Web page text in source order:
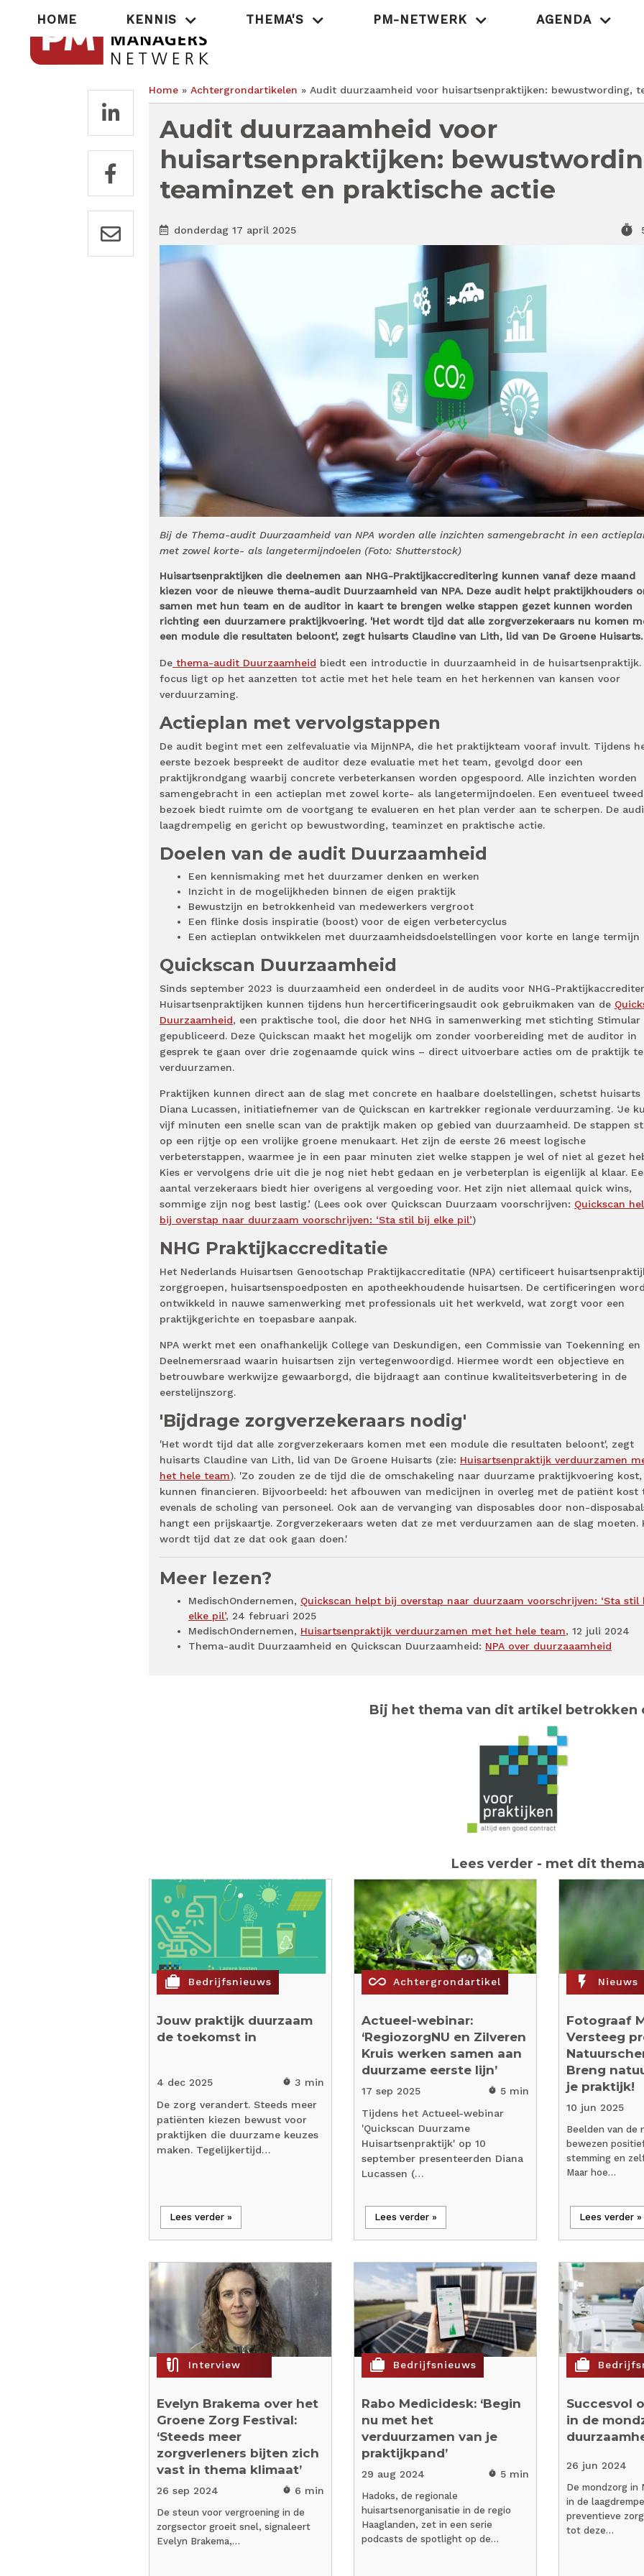
Hoofdnavigatie
HOME KENNIS THEMA'S PM-NETWERK AGENDA
Home Achtergrondartikelen Audit duurzaamheid voor huisartsenpraktijken: bewustwording,
Audit duurzaamheid voor
huisartsenpraktijken:
teaminzet en praktische actie
donderdag 17 april 2025 timer
Bij de Thema-audit Duurzaamheid van NPA worden alle inzichten samengebracht in een
met zowel korte- als langetermijndoelen (Foto: Shutterstock)
Huisartsenpraktijken die deelnemen aan NHG-Praktijkaccreditering kunnen vanaf deze maand
kiezen voor de nieuwe thema-audit Duurzaamheid van NPA. Deze audit helpt praktijkhouders
samen met hun team en de auditor in kaart te brengen welke stappen gezet kunnen worden
richting een duurzamere praktijkvoering. 'Het wordt tijd dat alle zorgverzekeraars nu komen
een module die resultaten beloont', zegt huisarts Claudine van Lith, lid van De Groene Huisarts.
De thema-audit Duurzaamheid biedt een introductie in duurzaamheid in de huisartsenpraktijk.
focus ligt op het aanzetten tot actie met het hele team en het herkennen van kansen voor
verduurzaming.
Actieplan met vervolgstappen
De audit begint met een zelfevaluatie via MijnNPA, die het praktijkteam vooraf invult. Tijdens
eerste bezoek bespreekt de auditor deze evaluatie met het team, gevolgd door een
praktijkrondgang waarbij concrete verbeterkansen worden opgespoord. Alle inzichten worden
samengebracht in een actieplan met zowel korte- als langetermijndoelen. Een eventueel
bezoek biedt ruimte om de voortgang te evalueren en het plan verder aan te scherpen. De
laagdrempelig en gericht op bewustwording, teaminzet en praktische actie.
Doelen van de audit Duurzaamheid
Een kennismaking met het duurzamer denken en werken
Inzicht in de mogelijkheden binnen de eigen praktijk
Bewustzijn en betrokkenheid van medewerkers vergroot
Een flinke dosis inspiratie (boost) voor de eigen verbetercyclus
Een actieplan ontwikkelen met duurzaamheidsdoelstellingen voor korte en lange termijn
Quickscan Duurzaamheid
Sinds september 2023 is duurzaamheid een onderdeel in de audits voor NHG-
Huisartsenpraktijken kunnen tijdens hun hercertificeringsaudit ook gebruikmaken van de
Duurzaamheid, een praktische tool, die door het NHG in samenwerking met stichting Stimular
gepubliceerd. Deze Quickscan maakt het mogelijk om zonder voorbereiding met de auditor in
gesprek te gaan over drie zogenaamde quick wins – direct uitvoerbare acties om de praktijk te
verduurzamen.
Praktijken kunnen direct aan de slag met concrete en haalbare doelstellingen, schetst huisarts
Diana Lucassen, initiatiefnemer van de Quickscan en kartrekker regionale verduurzaming. ‘Je
vijf minuten een snelle scan van de praktijk maken op gebied van duurzaamheid. De stappen
op een rijtje op een vrolijke groene menukaart. Het zijn de eerste 26 meest logische
verbeterstappen, waarmee je in een paar minuten ziet welke stappen je wel of niet al gezet
Kies er vervolgens drie uit die je nog niet hebt gedaan en je verbeterplan is eigenlijk al klaar.
aantal verzekeraars biedt hier overigens al vergoeding voor. Het zijn niet allemaal quick wins,
sommige zijn nog best lastig.’ (Lees ook over Quickscan Duurzaam voorschrijven: Quickscan
bij overstap naar duurzaam voorschrijven: ‘Sta stil bij elke pil’)
NHG Praktijkaccreditatie
Het Nederlands Huisartsen Genootschap Praktijkaccreditatie (NPA) certificeert
zorggroepen, huisartsenspoedposten en apotheekhoudende huisartsen. De certificeringen
ontwikkeld in nauwe samenwerking met professionals uit het werkveld, wat zorgt voor een
praktijkgerichte en toepasbare aanpak.
NPA werkt met een onafhankelijk College van Deskundigen, een Commissie van Toekenning en
Deelnemersraad waarin huisartsen zijn vertegenwoordigd. Hiermee wordt een objectieve en
betrouwbare werkwijze gewaarborgd, die bijdraagt aan continue kwaliteitsverbetering in de
eerstelijnszorg.
'Bijdrage zorgverzekeraars nodig'
'Het wordt tijd dat alle zorgverzekeraars komen met een module die resultaten beloont', zegt
huisarts Claudine van Lith, lid van De Groene Huisarts (zie: Huisartsenpraktijk verduurzamen
het hele team). 'Zo zouden ze de tijd die de omschakeling naar duurzame praktijkvoering kost,
kunnen financieren. Bijvoorbeeld: het afbouwen van medicijnen in overleg met de patiënt kost
evenals de scholing van personeel. Ook aan de vervanging van disposables door non-
hangt een prijskaartje. Zorgverzekeraars weten dat ze met verduurzamen aan de slag moeten.
wordt tijd dat ze dat ook gaan doen.'
Meer lezen?
MedischOndernemen, Quickscan helpt bij overstap naar duurzaam voorschrijven: ‘Sta stil
elke pil’, 24 februari 2025
MedischOndernemen, Huisartsenpraktijk verduurzamen met het hele team, 12 juli 2024
Thema-audit Duurzaamheid en Quickscan Duurzaamheid: NPA over duurzaaamheid
Bij het thema van dit artikel betrokken
Lees verder - met dit thema
cases Bedrijfsnieuws
Jouw praktijk duurzaam
de toekomst in
4 dec 2025 timer 3 min
De zorg verandert. Steeds meer
patiënten kiezen bewust voor
praktijken die duurzame keuzes
maken. Tegelijkertijd…
Lees verder »
all_inclusive Achtergrondartikel
Actueel-webinar:
‘RegiozorgNU en Zilveren
Kruis werken samen aan
duurzame eerste lijn’
17 sep 2025 timer 5 min
Tijdens het Actueel-webinar
'Quickscan Duurzame
Huisartsenpraktijk' op 10
september presenteerden Diana
Lucassen (…
Lees verder »
flash_on Nieuws
Fotograaf
Versteeg
Breng
je praktijk!
10 jun 2025
Beelden van de
bewezen
stemming en
Maar hoe…
Lees verder »
mic_external_on Interview
Evelyn Brakema over het
Groene Zorg Festival:
‘Steeds meer
zorgverleners bijten zich
vast in thema klimaat’
26 sep 2024 timer 6 min
De steun voor vergroening in de
zorgsector groeit snel, signaleert
Evelyn Brakema,…
cases Bedrijfsnieuws
Rabo Medicidesk: ‘Begin
nu met het
verduurzamen van je
praktijkpand’
29 aug 2024 timer 5 min
Hadoks, de regionale
huisartsenorganisatie in de regio
Haaglanden, zet in een serie
podcasts de spotlight op de…
cases
Succesvol
in de
26 jun 2024
De mondzorg in
in de
preventieve
tot deze…